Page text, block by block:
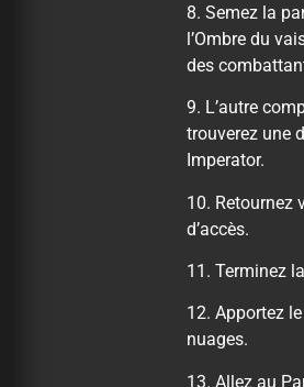
8. Semez la
l’Ombre du
des
9. L’autre
trouverez une
Imperator.
10. Retournez
d’accès.
11. Terminez
12. Apportez
nuages.
13. Allez au